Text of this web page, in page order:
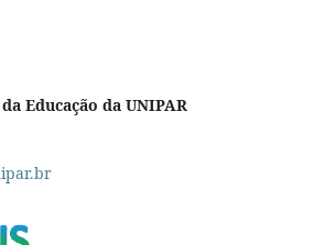
Educação da UNIPAR